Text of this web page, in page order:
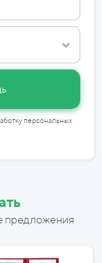
персональных
предложения